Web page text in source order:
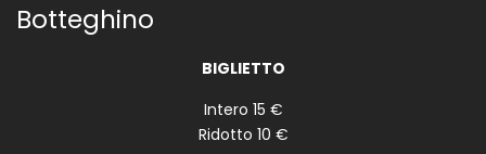
Botteghino
BIGLIETTO
Intero 15 €
Ridotto 10 €